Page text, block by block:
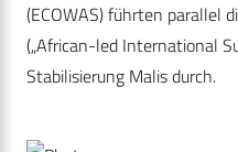
(ECOWAS) führten parallel
(„African-led International
Stabilisierung Malis durch.